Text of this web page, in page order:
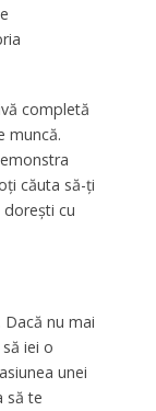
completă
muncă.
căuta să-ți
cu
nu mai
iei o
unei
să te